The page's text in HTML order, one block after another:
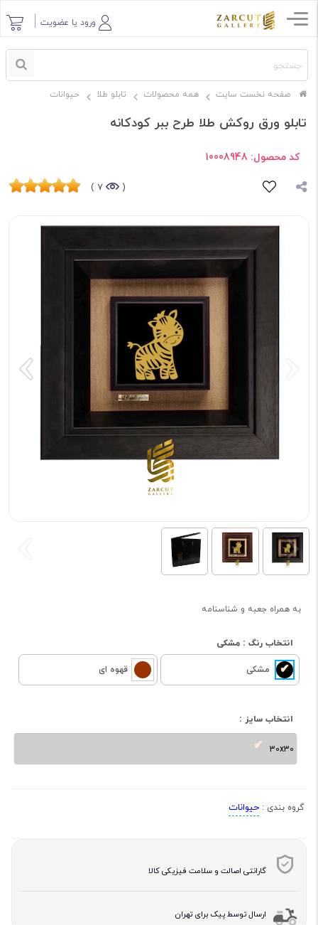
ورود یا عضویت
صفحه نخست سایت همه محصولات تابلو طلا حیوانات
تابلو ورق روکش طلا طرح ببر کودکانه
کد محصول: 10008948
(
7 )
به همراه جعبه و شناسنامه
انتخاب رنگ : مشکی
مشکی قهوه ای
انتخاب سایز :
30x30
گروه بندی : حیوانات
گارانتی اصالت و سلامت فیزیکی کالا
ارسال توسط پیک برای تهران